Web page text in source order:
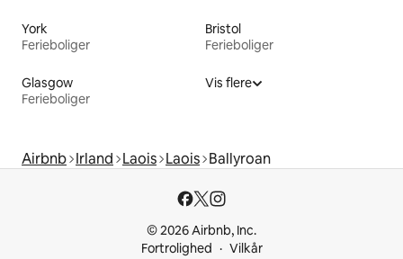
York
Ferieboliger
Bristol
Ferieboliger
Glasgow
Ferieboliger
Vis flere
Airbnb Irland Laois Laois Ballyroan
© 2026 Airbnb, Inc.
Fortrolighed
Vilkår